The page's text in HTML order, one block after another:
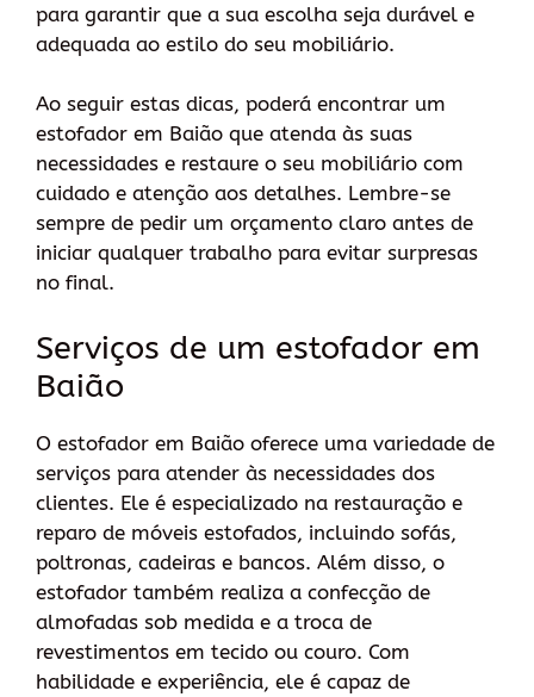
para garantir que a sua escolha seja durável e
adequada ao estilo do seu mobiliário.
Ao seguir estas dicas, poderá encontrar um
estofador em Baião que atenda às suas
necessidades e restaure o seu mobiliário com
cuidado e atenção aos detalhes. Lembre-se
sempre de pedir um orçamento claro antes de
iniciar qualquer trabalho para evitar surpresas
no final.
Serviços de um estofador em
Baião
O estofador em Baião oferece uma variedade de
serviços para atender às necessidades dos
clientes. Ele é especializado na restauração e
reparo de móveis estofados, incluindo sofás,
poltronas, cadeiras e bancos. Além disso, o
estofador também realiza a confecção de
almofadas sob medida e a troca de
revestimentos em tecido ou couro. Com
habilidade e experiência, ele é capaz de